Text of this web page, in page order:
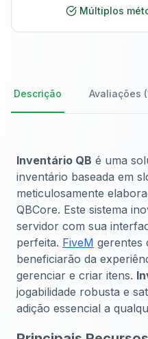
Múltiplos
Descrição Avaliações
Inventário QB é uma
inventário baseada em
meticulosamente
QBCore. Este sistema
servidor com sua
perfeita. FiveM gerentes
beneficiarão da
gerenciar e criar itens.
jogabilidade robusta e
adição essencial a